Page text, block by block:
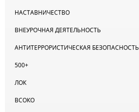
НАСТАВНИЧЕСТВО
ВНЕУРОЧНАЯ ДЕЯТЕЛЬНОСТЬ
АНТИТЕРРОРИСТИЧЕСКАЯ БЕЗОПАСНОСТЬ
500+
ЛОК
ВСОКО